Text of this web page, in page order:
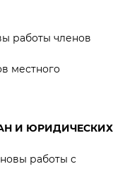
работы членов
местного
И ЮРИДИЧЕСКИХ
работы с